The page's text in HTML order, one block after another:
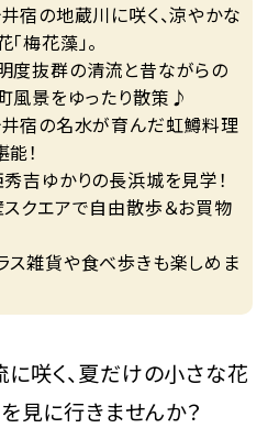
井宿の地蔵川に咲く、涼やかな
梅花藻」。
度抜群の清流と昔ながらの
風景をゆったり散策♪
井宿の名水が育んだ虹鱒料理
！
秀吉ゆかりの長浜城を見学！
スクエアで自由散歩＆お買物
ス雑貨や食べ歩きも楽しめま
咲く、夏だけの小さな花
を見に行きませんか？